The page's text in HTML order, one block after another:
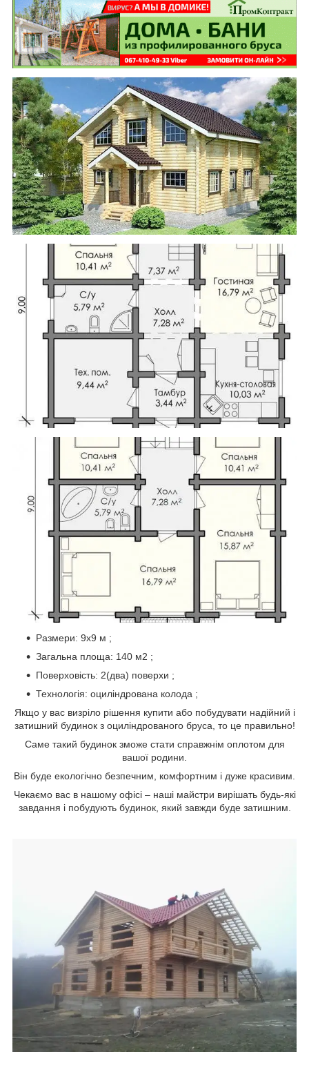
Размери: 9х9 м ;
Загальна площа: 140 м2 ;
Поверховість: 2(два) поверхи ;
Технологія: оциліндрована колода ;
Якщо у вас визріло рішення купити або побудувати надійний і
затишний будинок з оциліндрованого бруса, то це правильно!
Саме такий будинок зможе стати справжнім оплотом для
вашої родини.
Він буде екологічно безпечним, комфортним і дуже красивим.
Чекаємо вас в нашому офісі – наші майстри вирішать будь-які
завдання і побудують будинок, який завжди буде затишним.